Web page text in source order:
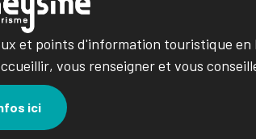
et points d'information touristique en
vous renseigner et vous
ici